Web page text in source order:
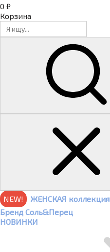
0 ₽
Корзина
NEW!
ЖЕНСКАЯ коллекция
Бренд Соль&Перец
НОВИНКИ